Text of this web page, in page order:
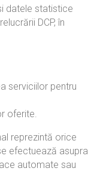
datele statistice
DCP, în
serviciilor pentru
oferite.
reprezintă orice
efectuează asupra
automate sau